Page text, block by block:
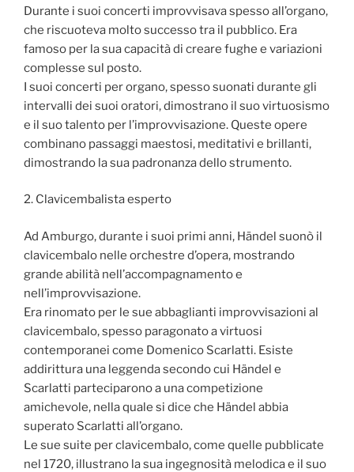
Durante i suoi concerti improvvisava spesso all’organo,
che riscuoteva molto successo tra il pubblico. Era
famoso per la sua capacità di creare fughe e variazioni
complesse sul posto.
I suoi concerti per organo, spesso suonati durante gli
intervalli dei suoi oratori, dimostrano il suo virtuosismo
e il suo talento per l’improvvisazione. Queste opere
combinano passaggi maestosi, meditativi e brillanti,
dimostrando la sua padronanza dello strumento.
2. Clavicembalista esperto
Ad Amburgo, durante i suoi primi anni, Händel suonò il
clavicembalo nelle orchestre d’opera, mostrando
grande abilità nell’accompagnamento e
nell’improvvisazione.
Era rinomato per le sue abbaglianti improvvisazioni al
clavicembalo, spesso paragonato a virtuosi
contemporanei come Domenico Scarlatti. Esiste
addirittura una leggenda secondo cui Händel e
Scarlatti parteciparono a una competizione
amichevole, nella quale si dice che Händel abbia
superato Scarlatti all’organo.
Le sue suite per clavicembalo, come quelle pubblicate
nel 1720, illustrano la sua ingegnosità melodica e il suo